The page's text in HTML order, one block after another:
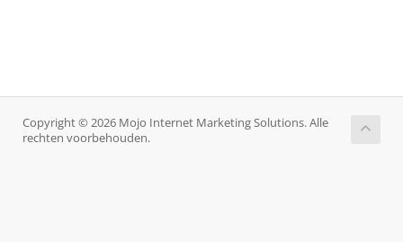
Copyright © 2026 Mojo Internet Marketing Solutions. Alle
rechten voorbehouden.